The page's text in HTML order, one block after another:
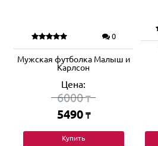
0
Мужская футболка Малыш и
Карлсон
Цена:
6000₸
5490 ₸
Купить